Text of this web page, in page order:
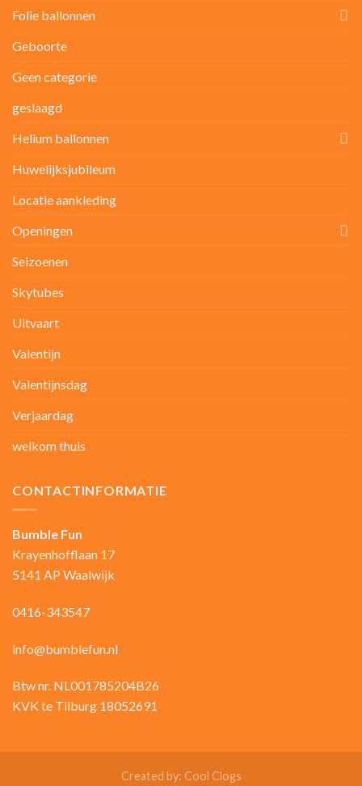
Folie ballonnen
Geboorte
Geen categorie
geslaagd
Helium ballonnen
Huwelijksjubileum
Locatie aankleding
Openingen
Seizoenen
Skytubes
Uitvaart
Valentijn
Valentijnsdag
Verjaardag
welkom thuis
CONTACTINFORMATIE
Bumble Fun
Krayenhofflaan 17
5141 AP Waalwijk
0416-343547
info@bumblefun.nl
Btw nr. NL001785204B26
KVK te Tilburg 18052691
Created by: Cool Clogs